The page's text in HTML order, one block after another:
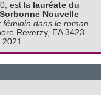
est la lauréate du
Nouvelle
dans le roman
Reverzy, EA 3423-
2021.